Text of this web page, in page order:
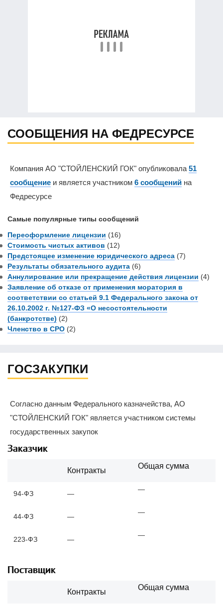
СООБЩЕНИЯ НА ФЕДРЕСУРСЕ
Компания АО "СТОЙЛЕНСКИЙ ГОК" опубликовала 51
сообщение и является участником 6 сообщений на
Федресурсе
Самые популярные типы сообщений
Переоформление лицензии (16)
Стоимость чистых активов (12)
Предстоящее изменение юридического адреса (7)
Результаты обязательного аудита (6)
Аннулирование или прекращение действия лицензии (4)
Заявление об отказе от применения моратория в
соответствии со статьей 9.1 Федерального закона от
26.10.2002 г. №127-ФЗ «О несостоятельности
(банкротстве) (2)
Членство в СРО (2)
ГОСЗАКУПКИ
Согласно данным Федерального казначейства, АО
"СТОЙЛЕНСКИЙ ГОК" является участником системы
государственных закупок
Заказчик
Контракты
Общая сумма
94-ФЗ —
—
44-ФЗ —
—
223-ФЗ —
—
Поставщик
Контракты
Общая сумма